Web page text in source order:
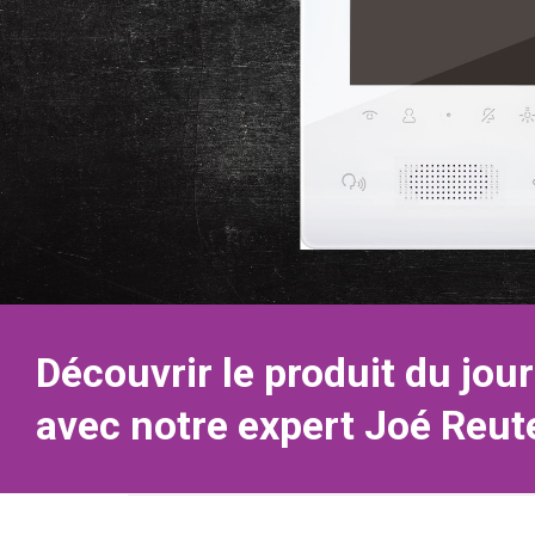
Découvrir le produit du jour
avec notre expert Joé